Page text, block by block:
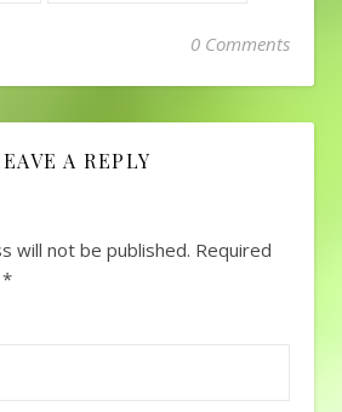
0 Comments
A REPLY
will not be published. Required
*